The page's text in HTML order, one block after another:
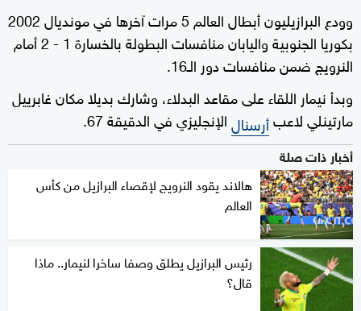
وودع البرازيليون أبطال العالم 5 مرات آخرها في مونديال 2002
بكوريا الجنوبية واليابان منافسات البطولة بالخسارة 1 - 2 أمام
النرويج ضمن منافسات دور الـ16.
وبدأ نيمار اللقاء على مقاعد البدلاء، وشارك بديلا مكان غابرييل
مارتينلي لاعبأرسنالالإنجليزي في الدقيقة 67.
أخبار ذات صلة
هالاند يقود النرويج لإقصاء البرازيل من كأس
العالم
رئيس البرازيل يطلق وصفا ساخرا لنيمار.. ماذا
قال؟